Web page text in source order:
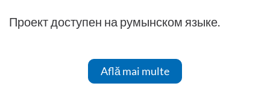
Проект доступен на румынском языке.
Află mai multe